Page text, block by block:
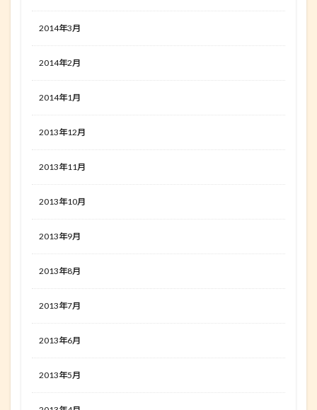
2014年3月
2014年2月
2014年1月
2013年12月
2013年11月
2013年10月
2013年9月
2013年8月
2013年7月
2013年6月
2013年5月